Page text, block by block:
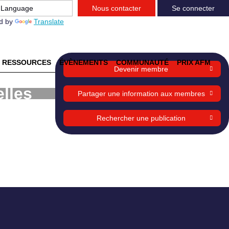
by Translate
Nous contacter Se connecter
RESSOURCES ÉVÈNEMENTS COMMUNAUTÉ PRIX AFM
Devenir membre
Partager une information aux membres
Rechercher une publication